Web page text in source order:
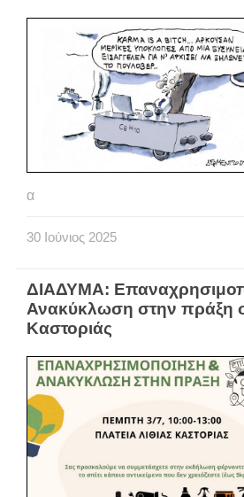
α
30 Ιούνιος 2025
ΔΙΑΔΥΜΑ:
Ανακύκλωση στην πράξη
Καστοριάς